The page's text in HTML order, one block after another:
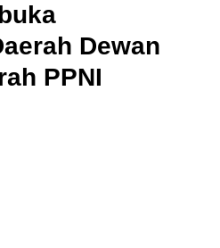
Dewan
PPNI